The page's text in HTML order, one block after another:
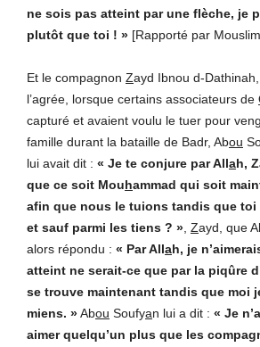
ne sois pas atteint par une flèche, je
plutôt que toi ! » [Rapporté par
Et le compagnon Zayd Ibnou d-
l’agrée, lorsque certains associateurs de
capturé et avaient voulu le tuer pour
famille durant la bataille de Badr, Abou
lui avait dit : « Je te conjure par Allah,
que ce soit Mouhammad qui soit
afin que nous le tuions tandis que toi
et sauf parmi les tiens ? » Zayd, que
alors répondu : « Par Allah, je
atteint ne serait-ce que par la piqûre
se trouve maintenant tandis que moi
miens. »Abou Soufyan lui a dit : « Je
aimer quelqu’un plus que les